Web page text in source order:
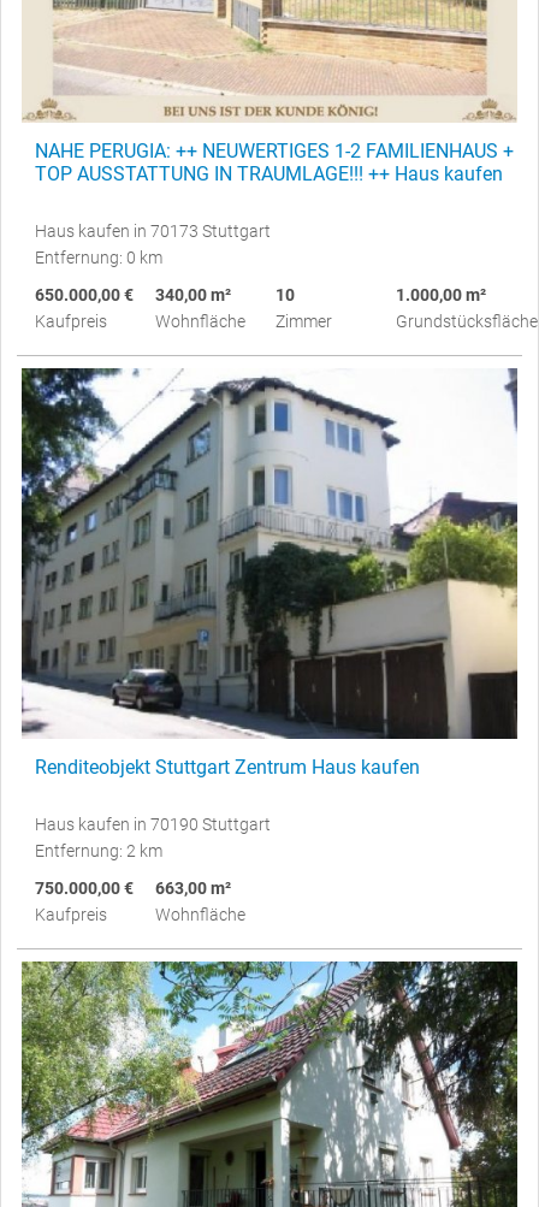
NAHE PERUGIA: ++ NEUWERTIGES 1-2 FAMILIENHAUS +
TOP AUSSTATTUNG IN TRAUMLAGE!!! ++ Haus kaufen
Haus kaufen in 70173 Stuttgart
Entfernung: 0 km
650.000,00 €
Kaufpreis
340,00 m²
Wohnfläche
10
Zimmer
1.000,00 m²
Grundstücksfläche
Renditeobjekt Stuttgart Zentrum Haus kaufen
Haus kaufen in 70190 Stuttgart
Entfernung: 2 km
750.000,00 €
Kaufpreis
663,00 m²
Wohnfläche